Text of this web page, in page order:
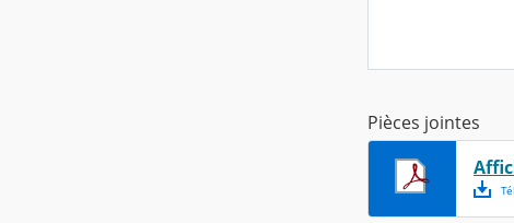
Pièces jointes